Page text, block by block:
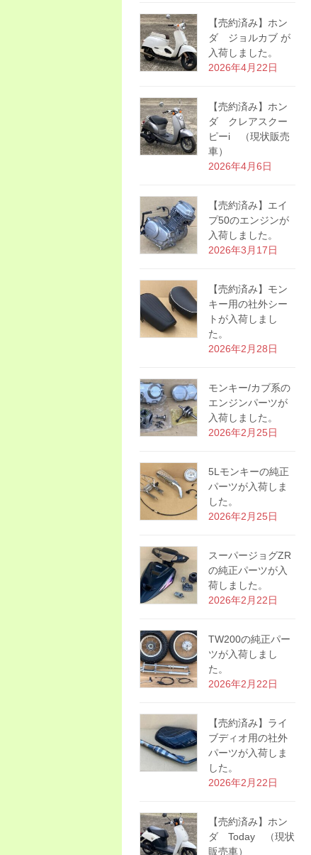
【売約済み】ホン
ダ ジョルカブ が
入荷しました。
2026年4月22日
【売約済み】ホン
ダ クレアスクー
ピーi （現状販売
車）
2026年4月6日
【売約済み】エイ
プ50のエンジンが
入荷しました。
2026年3月17日
【売約済み】モン
キー用の社外シー
トが入荷しまし
た。
2026年2月28日
モンキー/カブ系の
エンジンパーツが
入荷しました。
2026年2月25日
5Lモンキーの純正
パーツが入荷しま
した。
2026年2月25日
スーパージョグZR
の純正パーツが入
荷しました。
2026年2月22日
TW200の純正パー
ツが入荷しまし
た。
2026年2月22日
【売約済み】ライ
ブディオ用の社外
パーツが入荷しま
した。
2026年2月22日
【売約済み】ホン
ダ Today （現状
販売車）